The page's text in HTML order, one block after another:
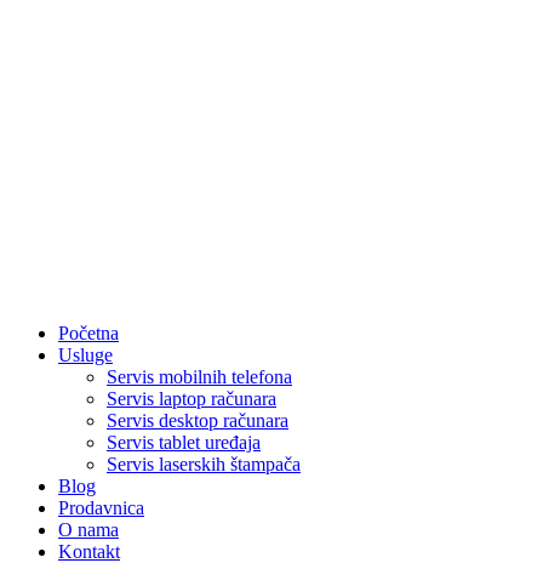
Početna
Usluge
Servis mobilnih telefona
Servis laptop računara
Servis desktop računara
Servis tablet uređaja
Servis laserskih štampača
Blog
Prodavnica
O nama
Kontakt